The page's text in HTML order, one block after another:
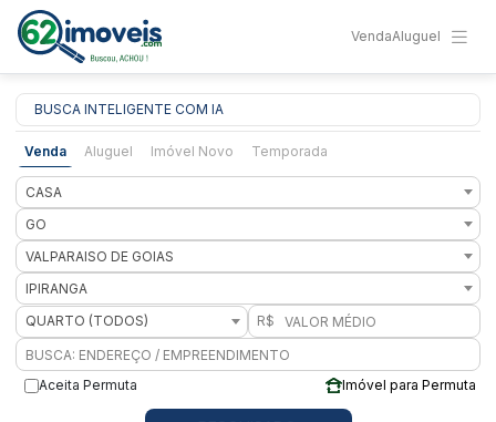
VendaAluguel
BUSCA INTELIGENTE COM IA
Venda Aluguel Imóvel Novo Temporada
CASA
GO
VALPARAISO DE GOIAS
IPIRANGA
QUARTO (TODOS)
R$
Aceita Permuta Imóvel para Permuta